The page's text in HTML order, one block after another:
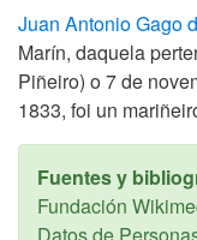
Juan Antonio Gago
Marín, daquela
Piñeiro) o 7 de
1833, foi un
Fuentes y
Fundación
Datos de